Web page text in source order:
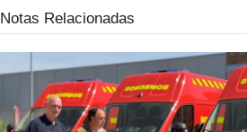
Notas Relacionadas